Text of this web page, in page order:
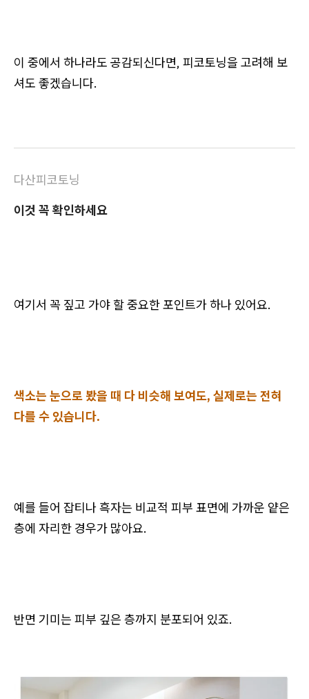
이 중에서 하나라도 공감되신다면, 피코토닝을 고려해 보
셔도 좋겠습니다.
다산피코토닝
이것 꼭 확인하세요
여기서 꼭 짚고 가야 할 중요한 포인트가 하나 있어요.
색소는 눈으로 봤을 때 다 비슷해 보여도, 실제로는 전혀
다를 수 있습니다.
예를 들어 잡티나 흑자는 비교적 피부 표면에 가까운 얕은
층에 자리한 경우가 많아요.
반면 기미는 피부 깊은 층까지 분포되어 있죠.